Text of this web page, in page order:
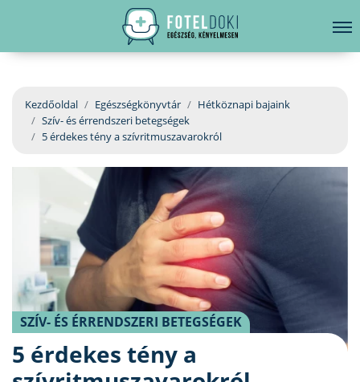
EGÉSZSÉGKÖNYVTÁR
BETEGSÉGKALAUZ
ÜGYELETKERESŐ
ORVOS VÁLASZOL
ORVOSKERESŐ
hirdetés
Kezdőoldal Egészségkönyvtár
Hétköznapi bajaink
Szív- és érrendszeri betegségek
5 érdekes tény a szívritmuszavarokról
SZÍV- ÉS ÉRRENDSZERI BETEGSÉGEK
5 érdekes tény a